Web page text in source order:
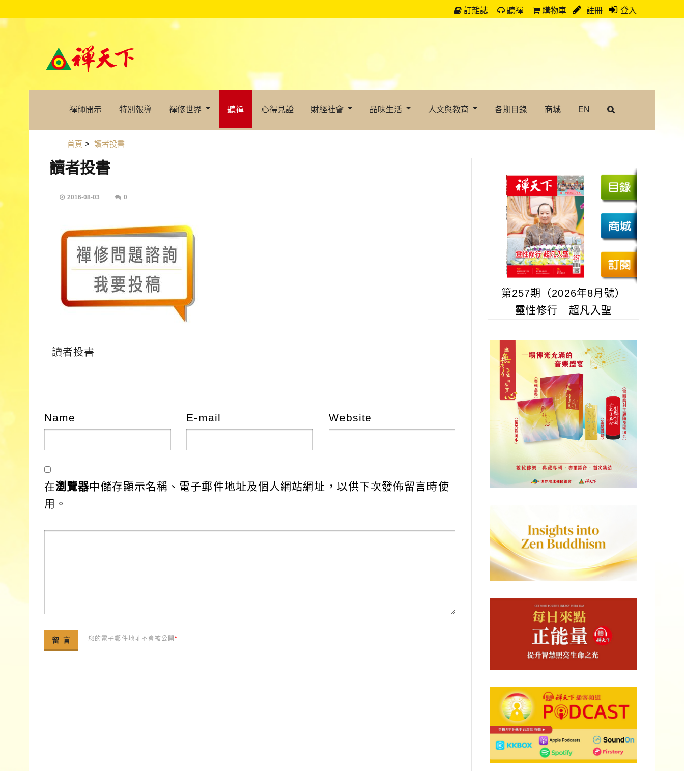
訂雜誌 聽禪 購物車 註冊 登入
禪師開示 特別報導 禪修世界 聽禪 心得見證 財經社會 品味生活 人文與教育 各期目錄 商城 EN
首頁 > 讀者投書
讀者投書
2016-08-03 0
讀者投書
Name E-mail Website
在瀏覽器中儲存顯示名稱、電子郵件地址及個人網站網址，以供下次發佈留言時使
用。
您的電子郵件地址不會被公開*
第257期（2026年8月號）
靈性修行 超凡入聖